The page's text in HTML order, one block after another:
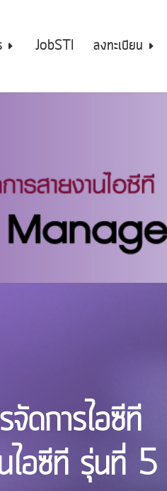
JobSTI ลงทะเบียน
ดการไอซีที
ไอซีที รุ่นที่ 5